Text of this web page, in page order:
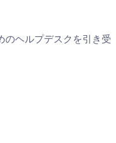
のヘルプデスクを引き受